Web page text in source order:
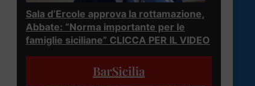
Sala d’Ercole approva la rottamazione,
Abbate: “Norma importante per le
famiglie siciliane” CLICCA PER IL VIDEO
BarSicilia